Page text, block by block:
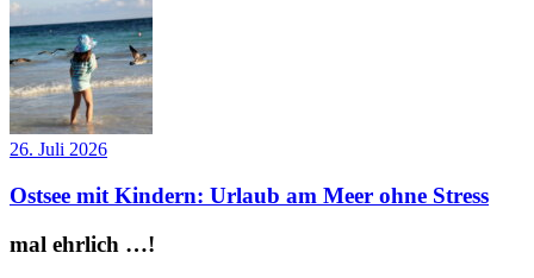
26. Juli 2026
Ostsee mit Kindern: Urlaub am Meer ohne Stress
mal ehrlich …!